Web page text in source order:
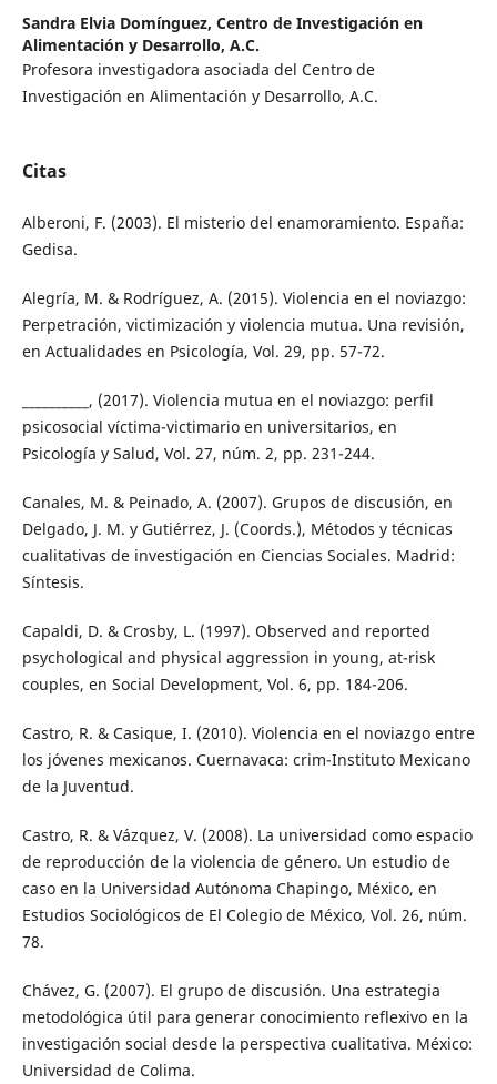
Sandra Elvia Domínguez, Centro de Investigación en
Alimentación y Desarrollo, A.C.
Profesora investigadora asociada del Centro de
Investigación en Alimentación y Desarrollo, A.C.
Citas
Alberoni, F. (2003). El misterio del enamoramiento. España:
Gedisa.
Alegría, M. & Rodríguez, A. (2015). Violencia en el noviazgo:
Perpetración, victimización y violencia mutua. Una revisión,
en Actualidades en Psicología, Vol. 29, pp. 57-72.
__________, (2017). Violencia mutua en el noviazgo: perfil
psicosocial víctima-victimario en universitarios, en
Psicología y Salud, Vol. 27, núm. 2, pp. 231-244.
Canales, M. & Peinado, A. (2007). Grupos de discusión, en
Delgado, J. M. y Gutiérrez, J. (Coords.), Métodos y técnicas
cualitativas de investigación en Ciencias Sociales. Madrid:
Síntesis.
Capaldi, D. & Crosby, L. (1997). Observed and reported
psychological and physical aggression in young, at-risk
couples, en Social Development, Vol. 6, pp. 184-206.
Castro, R. & Casique, I. (2010). Violencia en el noviazgo entre
los jóvenes mexicanos. Cuernavaca: crim-Instituto Mexicano
de la Juventud.
Castro, R. & Vázquez, V. (2008). La universidad como espacio
de reproducción de la violencia de género. Un estudio de
caso en la Universidad Autónoma Chapingo, México, en
Estudios Sociológicos de El Colegio de México, Vol. 26, núm.
78.
Chávez, G. (2007). El grupo de discusión. Una estrategia
metodológica útil para generar conocimiento reflexivo en la
investigación social desde la perspectiva cualitativa. México:
Universidad de Colima.